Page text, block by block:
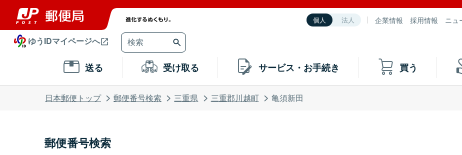
個人 法人 企業情報 採用情報 ニュ
ゆうIDマイページへ
送る 受け取る サービス・お手続き 買う
日本郵便トップ 郵便番号検索 三重県 三重郡川越町 亀須新田
郵便番号検索